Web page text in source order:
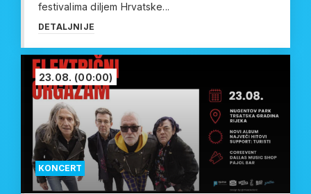
festivalima diljem Hrvatske...
DETALJNIJE
KONCERT
23.08. (00:00)